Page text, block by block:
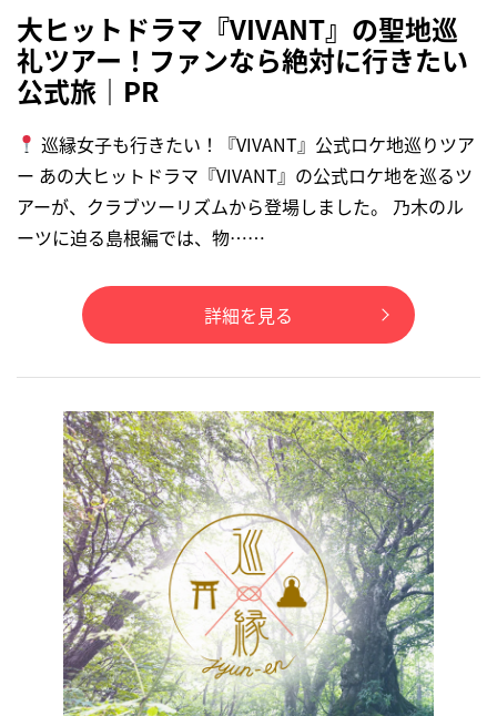
大ヒットドラマ『VIVANT』の聖地巡
礼ツアー！ファンなら絶対に行きたい
公式旅｜PR
巡縁女子も行きたい！『VIVANT』公式ロケ地巡りツア
ー あの大ヒットドラマ『VIVANT』の公式ロケ地を巡るツ
アーが、クラブツーリズムから登場しました。 乃木のル
ーツに迫る島根編では、物……
詳細を見る